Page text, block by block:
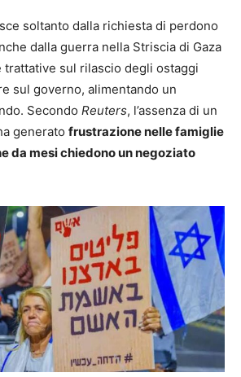
soltanto dalla richiesta di perdono
dalla guerra nella Striscia di Gaza
sul rilascio degli ostaggi
sul governo, alimentando un
Secondo Reuters, l’assenza di un
generato frustrazione nelle famiglie
da mesi chiedono un negoziato